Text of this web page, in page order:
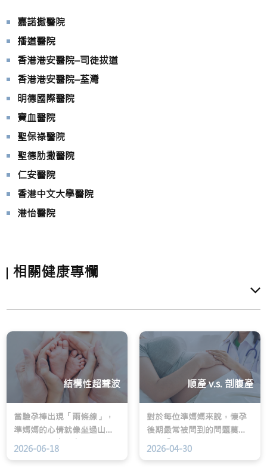
嘉諾撒醫院
播道醫院
香港港安醫院–司徒拔道
香港港安醫院–荃灣
明德國際醫院
寶血醫院
聖保祿醫院
聖德肋撒醫院
仁安醫院
香港中文大學醫院
港怡醫院
相關健康專欄
結構性超聲波
當驗孕棒出現「兩條線」，
準媽媽的心情就像坐過山車
一樣，既興奮又忐忑。隨著
2026-06-18
順產 v.s. 剖腹產
對於每位準媽媽來說，懷孕
後期最常被問到的問題莫過
於：「你計劃順產還是開
2026-04-30